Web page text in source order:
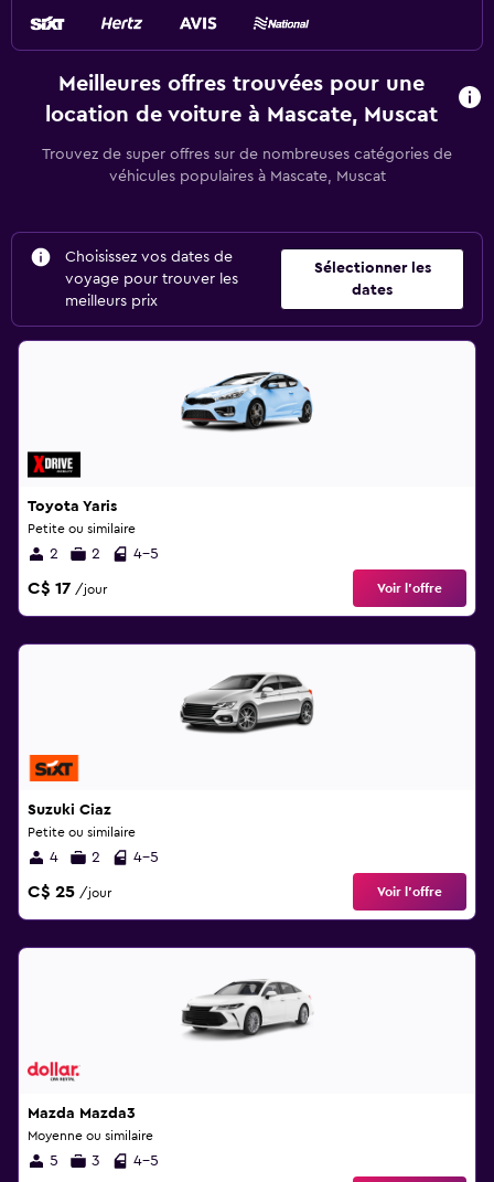
Meilleures offres trouvées pour une
location de voiture à Mascate, Muscat
Trouvez de super offres sur de nombreuses catégories de
véhicules populaires à Mascate, Muscat
Choisissez vos dates de
voyage pour trouver les
meilleurs prix
Sélectionner les
dates
Toyota Yaris
Petite ou similaire
2 2 4-5
C$ 17 /jour Voir l’offre
Suzuki Ciaz
Petite ou similaire
4 2 4-5
C$ 25 /jour Voir l’offre
Mazda Mazda3
Moyenne ou similaire
5 3 4-5